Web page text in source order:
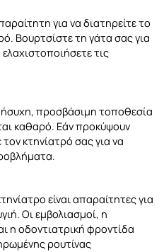
για να διατηρείτε το
Βουρτσίστε τη γάτα σας για
τις
προσβάσιμη τοποθεσία
καθαρό. Εάν προκύψουν
κτηνίατρό σας για να
είναι απαραίτητες για
Οι εμβολιασμοί, η
η οδοντιατρική φροντίδα
ρουτίνας